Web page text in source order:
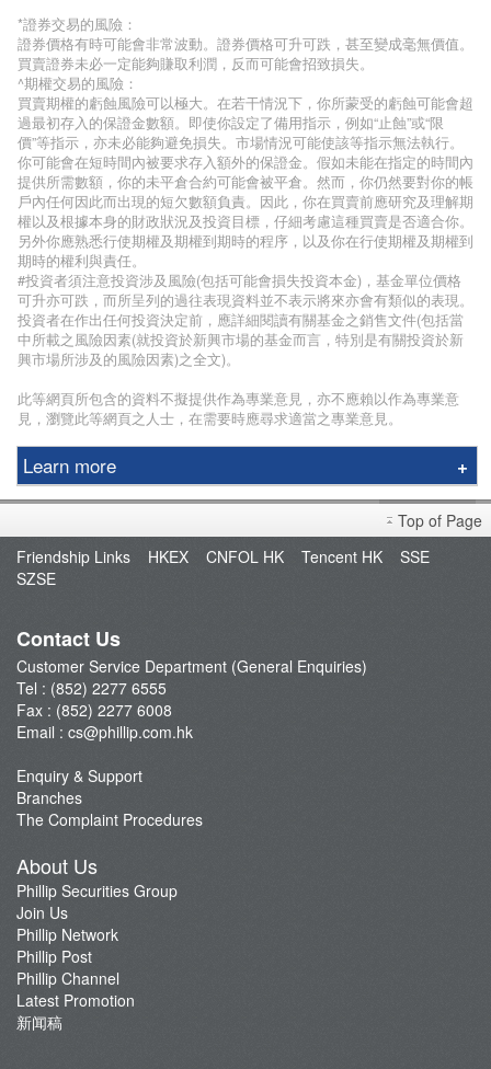
*證券交易的風險：
證券價格有時可能會非常波動。證券價格可升可跌，甚至變成毫無價值。
買賣證券未必一定能夠賺取利潤，反而可能會招致損失。
^期權交易的風險：
買賣期權的虧蝕風險可以極大。在若干情況下，你所蒙受的虧蝕可能會超
過最初存入的保證金數額。即使你設定了備用指示，例如“止蝕”或“限
價”等指示，亦未必能夠避免損失。市場情況可能使該等指示無法執行。
你可能會在短時間內被要求存入額外的保證金。假如未能在指定的時間內
提供所需數額，你的未平倉合約可能會被平倉。然而，你仍然要對你的帳
戶內任何因此而出現的短欠數額負責。因此，你在買賣前應研究及理解期
權以及根據本身的財政狀況及投資目標，仔細考慮這種買賣是否適合你。
另外你應熟悉行使期權及期權到期時的程序，以及你在行使期權及期權到
期時的權利與責任。
#投資者須注意投資涉及風險(包括可能會損失投資本金)，基金單位價格
可升亦可跌，而所呈列的過往表現資料並不表示將來亦會有類似的表現。
投資者在作出任何投資決定前，應詳細閱讀有關基金之銷售文件(包括當
中所載之風險因素(就投資於新興市場的基金而言，特別是有關投資於新
興市場所涉及的風險因素)之全文)。
此等網頁所包含的資料不擬提供作為專業意見，亦不應賴以作為專業意
見，瀏覽此等網頁之人士，在需要時應尋求適當之專業意見。
Learn more
Phillip Securities Group
Branches
Join Us
Phillip Post
新闻稿
Top of Page
Friendship Links
HKEX CNFOL HK Tencent HK
SSE
SZSE
Contact Us
Customer Service Department (General Enquiries)
Tel : (852) 2277 6555
Fax : (852) 2277 6008
Email : cs@phillip.com.hk
Enquiry & Support
Branches
The Complaint Procedures
About Us
Phillip Securities Group
Join Us
Phillip Network
Phillip Post
Phillip Channel
Latest Promotion
新闻稿